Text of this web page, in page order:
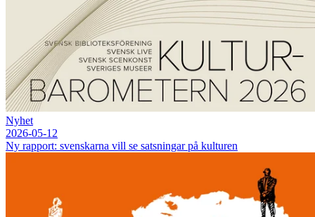
Nyhet
2026-05-12
Ny rapport: svenskarna vill se satsningar på kulturen